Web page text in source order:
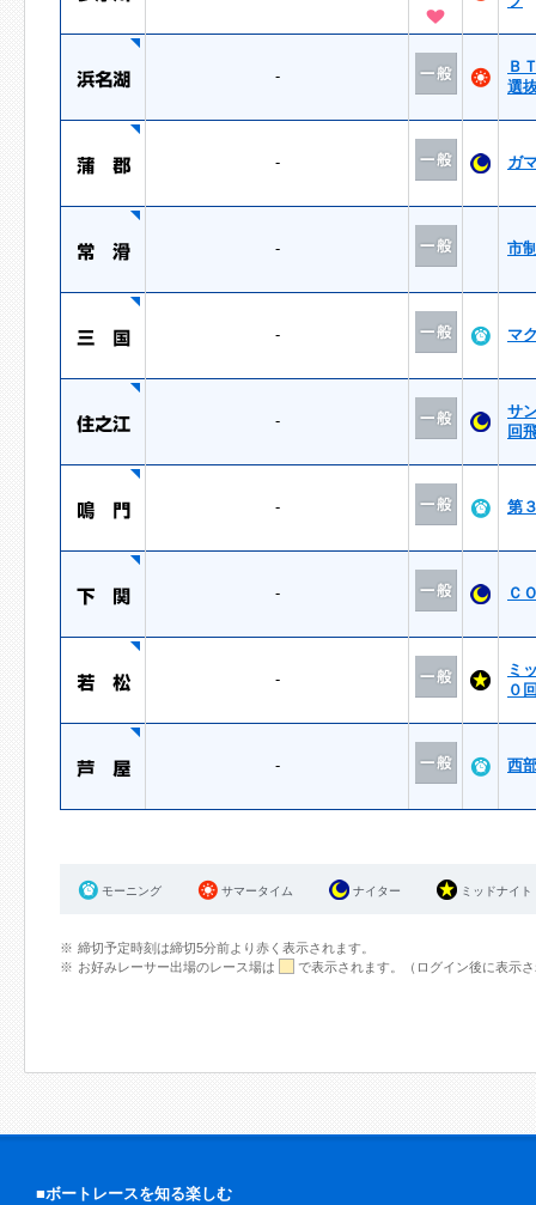
-
Ｂ
選
- ガ
- 市
- マ
-
サ
回
- 第
- Ｃ
-
ミ
０
- 西
モーニング サマータイム ナイター ミッドナイト
締切予定時刻は締切5分前より赤く表示されます。
お好みレーサー出場のレース場は
で表示されます。（ログイン後に表示
■ボートレースを知る楽しむ